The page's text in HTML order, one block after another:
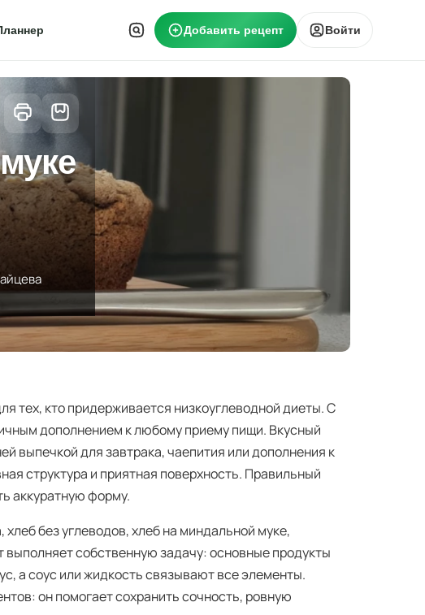
Добавить рецепт Войти
тех, кто придерживается низкоуглеводной диеты. С
дополнением к любому приему пищи. Вкусный
выпечкой для завтрака, чаепития или дополнения к
структура и приятная поверхность. Правильный
аккуратную форму.
без углеводов, хлеб на миндальной муке,
собственную задачу: основные продукты
а соус или жидкость связывают все элементы.
он помогает сохранить сочность, ровную